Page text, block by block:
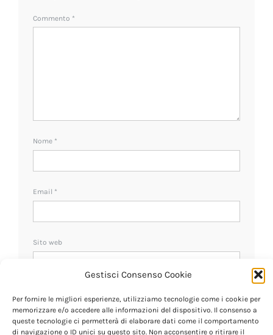
Gestisci Consenso Cookie
Per fornire le migliori esperienze, utilizziamo tecnologie come i cookie per
memorizzare e/o accedere alle informazioni del dispositivo. Il consenso a
queste tecnologie ci permetterà di elaborare dati come il comportamento
di navigazione o ID unici su questo sito. Non acconsentire o ritirare il
Commento *
Nome *
Email *
Sito web